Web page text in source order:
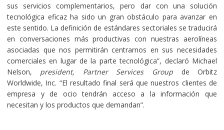
sus servicios complementarios, pero dar con una solución
tecnológica eficaz ha sido un gran obstáculo para avanzar en
este sentido. La definición de estándares sectoriales se traducirá
en conversaciones más productivas con nuestras aerolíneas
asociadas que nos permitirán centrarnos en sus necesidades
comerciales en lugar de la parte tecnológica”, declaró Michael
Nelson, president, Partner Services Group de Orbitz
Worldwide, Inc. “El resultado final será que nuestros clientes de
empresa y de ocio tendrán acceso a la información que
necesitan y los productos que demandan”.